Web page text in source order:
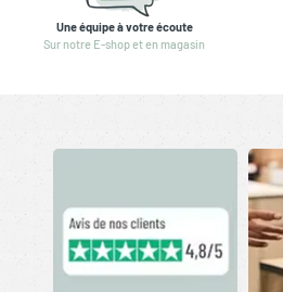
Une équipe à votre écoute
Sur notre E-shop et en magasin